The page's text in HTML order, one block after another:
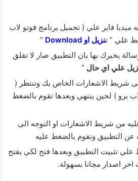
ميديا فاير علي ( تحميل برنامج فوتو لاب
علي ” تنزيل او Download
”
يخبرك بها بان التطبيق ضار لا تقلق
علي اي حال ”
شريط الاشعارات الخاص بك وتنتظر (
برو ) لحين ينتهي وبعدها تقوم بالضغط
من شريط الاشعارات او التوجه الى
عن التطبيق وتقوم بالضغط عليه
تثبيت التطبيق وبعدها فتح لكي يفتح
اصدار مجانا بسهولة.